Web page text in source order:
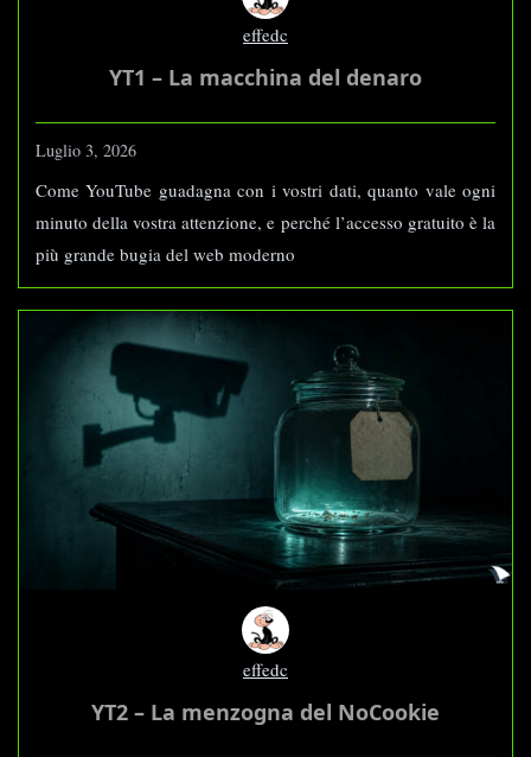
effedc
YT1 – La macchina del denaro
Luglio 3, 2026
Come YouTube guadagna con i vostri dati, quanto vale ogni
minuto della vostra attenzione, e perché l’accesso gratuito è la
più grande bugia del web moderno
effedc
YT2 – La menzogna del NoCookie